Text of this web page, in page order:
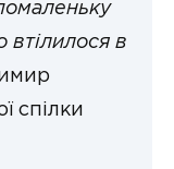
в
спілки